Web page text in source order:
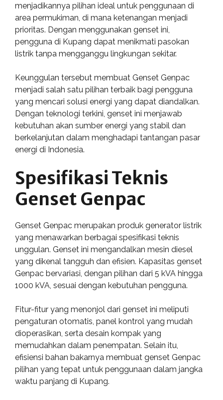
menjadikannya pilihan ideal untuk penggunaan di
area permukiman, di mana ketenangan menjadi
prioritas. Dengan menggunakan genset ini,
pengguna di Kupang dapat menikmati pasokan
listrik tanpa mengganggu lingkungan sekitar.
Keunggulan tersebut membuat Genset Genpac
menjadi salah satu pilihan terbaik bagi pengguna
yang mencari solusi energi yang dapat diandalkan.
Dengan teknologi terkini, genset ini menjawab
kebutuhan akan sumber energi yang stabil dan
berkelanjutan dalam menghadapi tantangan pasar
energi di Indonesia.
Spesifikasi Teknis
Genset Genpac
Genset Genpac merupakan produk generator listrik
yang menawarkan berbagai spesifikasi teknis
unggulan. Genset ini mengandalkan mesin diesel
yang dikenal tangguh dan efisien. Kapasitas genset
Genpac bervariasi, dengan pilihan dari 5 kVA hingga
1000 kVA, sesuai dengan kebutuhan pengguna.
Fitur-fitur yang menonjol dari genset ini meliputi
pengaturan otomatis, panel kontrol yang mudah
dioperasikan, serta desain kompak yang
memudahkan dalam penempatan. Selain itu,
efisiensi bahan bakarnya membuat genset Genpac
pilihan yang tepat untuk penggunaan dalam jangka
waktu panjang di Kupang.